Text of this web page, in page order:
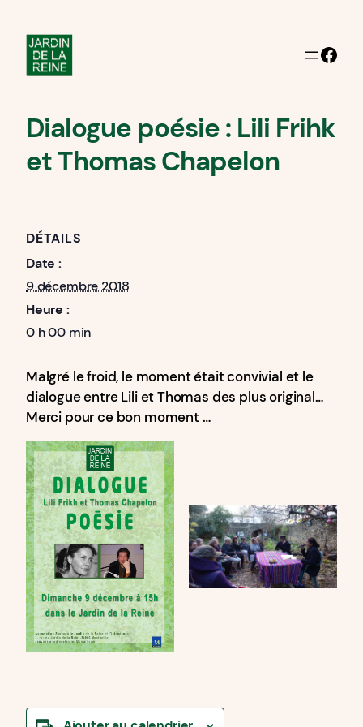
Facebook
Dialogue poésie : Lili Frihk
et Thomas Chapelon
DÉTAILS
Date :
9 décembre 2018
Heure :
0 h 00 min
Malgré le froid, le moment était convivial et le
dialogue entre Lili et Thomas des plus original…
Merci pour ce bon moment …